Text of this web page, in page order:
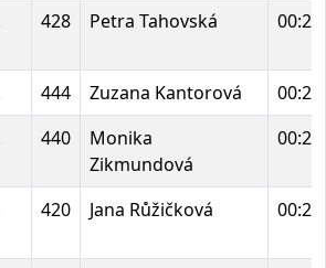
428 Petra Tahovská
444 Zuzana Kantorová
440
Monika
Zikmundová
420 Jana Růžičková